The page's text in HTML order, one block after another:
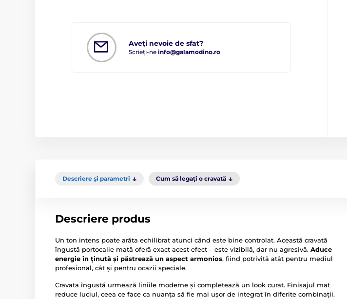
Aveți nevoie de sfat?
Scrieți-ne info@galamodino.ro
Descriere și parametri Cum să legați o cravată
Descriere produs
Un ton intens poate arăta echilibrat atunci când este bine controlat. Această cravată
îngustă portocalie mată oferă exact acest efect – este vizibilă, dar nu agresivă. Aduce
energie în ținută și păstrează un aspect armonios, fiind potrivită atât pentru mediul
profesional, cât și pentru ocazii speciale.
Cravata îngustă urmează liniile moderne și completează un look curat. Finisajul mat
reduce luciul, ceea ce face ca nuanța să fie mai ușor de integrat în diferite combinații.